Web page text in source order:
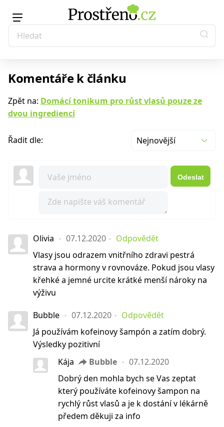
Komentáře k článku
Zpět na: Domácí tonikum pro růst vlasů pouze ze
dvou ingrediencí
Řadit dle: Nejnovější
Odeslat
Olivia 07.12.2020
Odpovědět
Vlasy jsou odrazem vnitřního zdravi pestrá
strava a hormony v rovnováze. Pokud jsou vlasy
křehké a jemné urcite krátké menší nároky na
výživu
Bubble 07.12.2020
Odpovědět
Já používám kofeinovy šampón a zatím dobrý.
Výsledky pozitivní
Kája
Bubble
07.12.2020
Dobrý den mohla bych se Vas zeptat
který používáte kofeinovy šampon na
rychlý růst vlasů a je k dostání v lékárně
předem děkuji za info